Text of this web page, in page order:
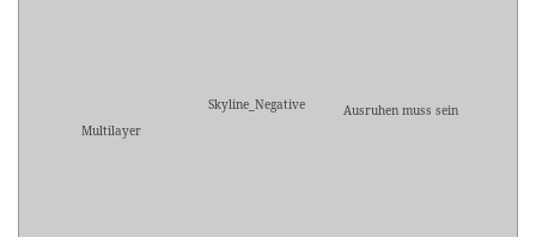
Multilayer
Skyline_Negative Ausruhen muss sein